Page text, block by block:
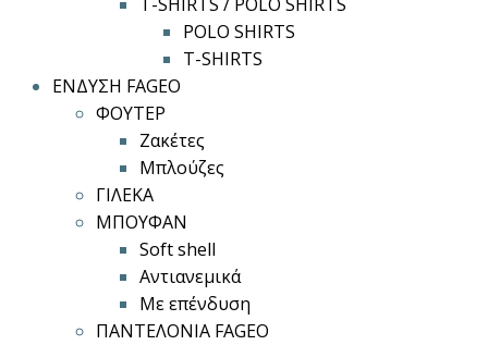
T-SHIRTS / POLO SHIRTS
POLO SHIRTS
T-SHIRTS
ΕΝΔΥΣΗ FAGEO
ΦΟΥΤΕΡ
Ζακέτες
Μπλούζες
ΓΙΛΕΚΑ
ΜΠΟΥΦΑΝ
Soft shell
Αντιανεμικά
Με επένδυση
ΠΑΝΤΕΛΟΝΙΑ FAGEO